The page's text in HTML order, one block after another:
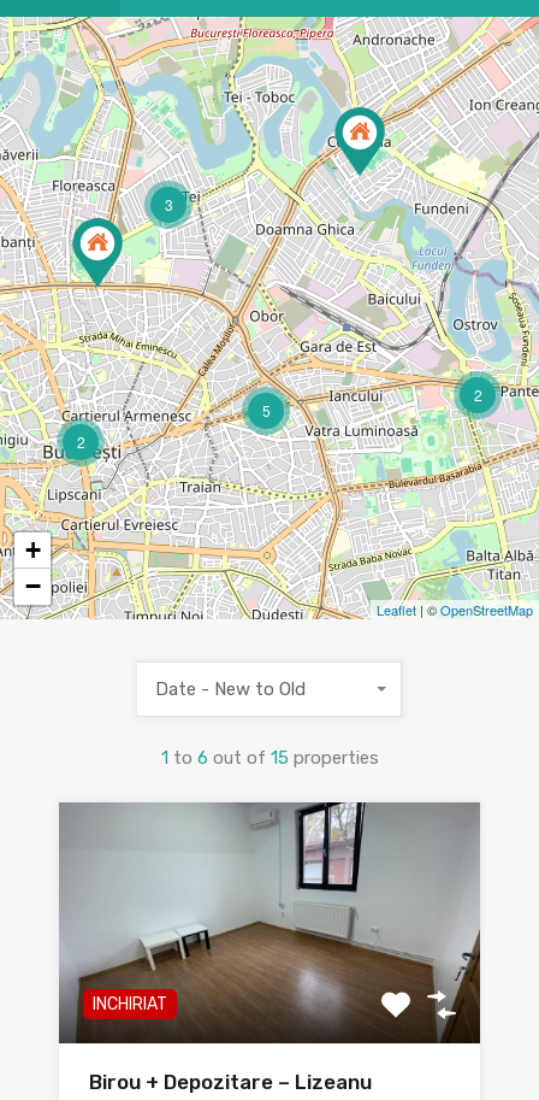
2
5
3
2
+
−
Leaflet| ©OpenStreetMap
1 to 6 out of 15 properties
Date - New to Old
INCHIRIAT
Birou + Depozitare – Lizeanu